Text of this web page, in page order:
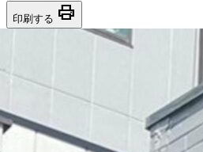
印刷する print